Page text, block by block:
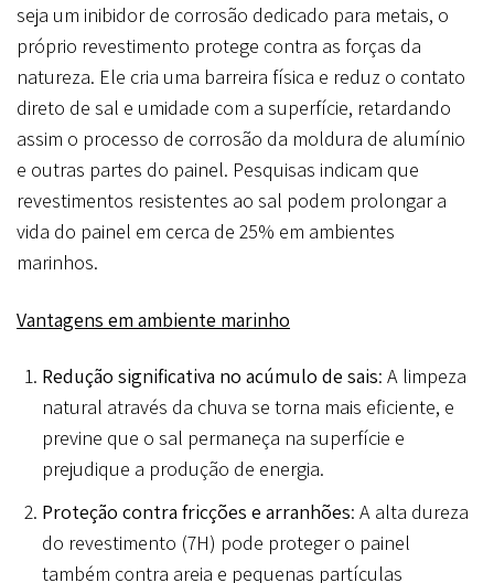
seja um inibidor de corrosão dedicado para metais, o
próprio revestimento protege contra as forças da
natureza. Ele cria uma barreira física e reduz o contato
direto de sal e umidade com a superfície, retardando
assim o processo de corrosão da moldura de alumínio
e outras partes do painel. Pesquisas indicam que
revestimentos resistentes ao sal podem prolongar a
vida do painel em cerca de 25% em ambientes
marinhos.
Vantagens em ambiente marinho
Redução significativa no acúmulo de sais: A limpeza
natural através da chuva se torna mais eficiente, e
previne que o sal permaneça na superfície e
prejudique a produção de energia.
Proteção contra fricções e arranhões: A alta dureza
do revestimento (7H) pode proteger o painel
também contra areia e pequenas partículas